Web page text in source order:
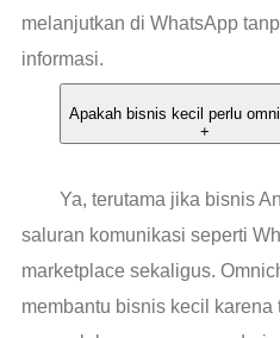
melanjutkan di WhatsApp
informasi.
Apakah bisnis kecil perlu
+
Ya, terutama jika bisnis
saluran komunikasi seperti
marketplace sekaligus.
membantu bisnis kecil karena